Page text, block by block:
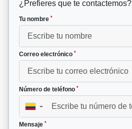
¿Prefieres que te contactemos?
Tu nombre *
Correo electrónico *
Número de teléfono *
▼
Mensaje *